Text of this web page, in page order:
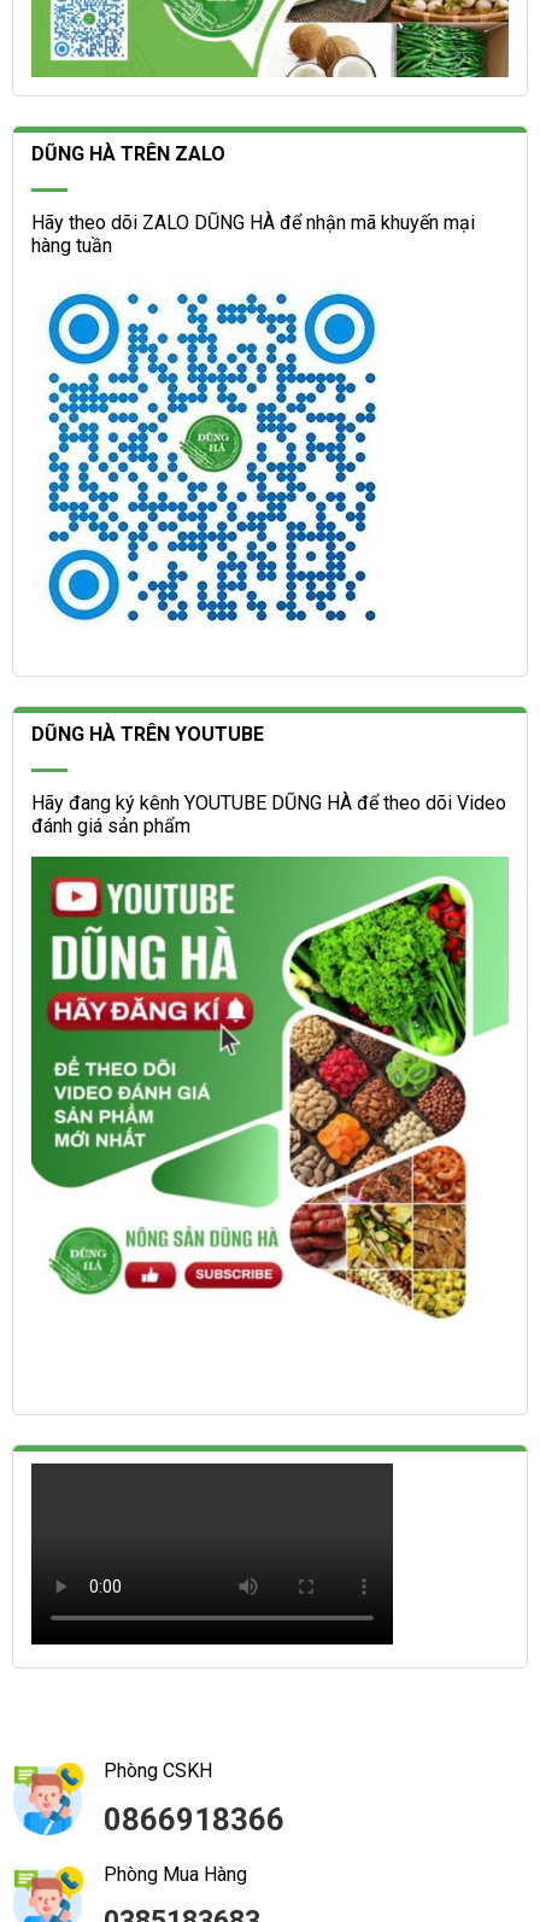
DŨNG HÀ TRÊN ZALO
Hãy theo dõi ZALO DŨNG HÀ để nhận mã khuyến mại
hàng tuần
DŨNG HÀ TRÊN YOUTUBE
Hãy đang ký kênh YOUTUBE DŨNG HÀ để theo dõi Video
đánh giá sản phẩm
Phòng CSKH
0866918366
Phòng Mua Hàng